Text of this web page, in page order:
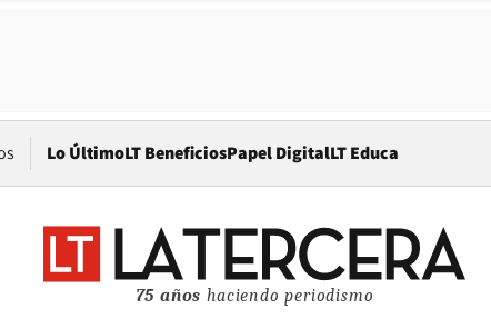
Lo ÚltimoLT BeneficiosPapel DigitalOpens in new window
LT Educa
75 años haciendo periodismo